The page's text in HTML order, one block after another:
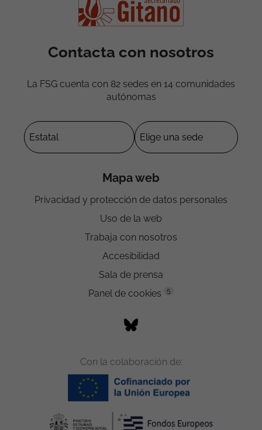
Contacta con nosotros
La FSG cuenta con 82 sedes en 14 comunidades
autónomas
Mapa web
Privacidad y protección de datos personales
Uso de la web
Trabaja con nosotros
Accesibilidad
Sala de prensa
Panel de cookies
5
Con la colaboración de: